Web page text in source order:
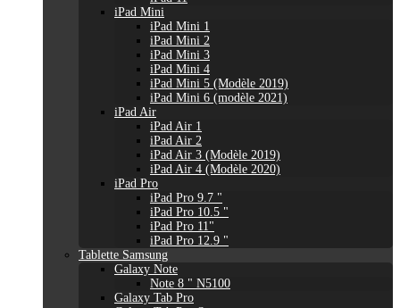
iPad Mini
iPad Mini 1
iPad Mini 2
iPad Mini 3
iPad Mini 4
iPad Mini 5 (Modèle 2019)
iPad Mini 6 (modèle 2021)
iPad Air
iPad Air 1
iPad Air 2
iPad Air 3 (Modèle 2019)
iPad Air 4 (Modèle 2020)
iPad Pro
iPad Pro 9.7 "
iPad Pro 10.5 "
iPad Pro 11"
iPad Pro 12.9 "
Tablette Samsung
Galaxy Note
Note 8 " N5100
Galaxy Tab Pro